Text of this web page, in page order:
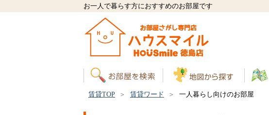
お一人で暮らす方におすすめのお部屋です
賃貸TOP 賃貸ワード 一人暮らし向けのお部屋